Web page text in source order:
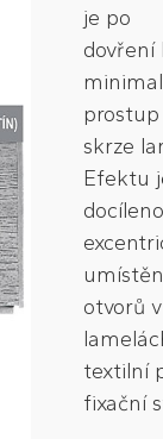
je po
dovření
skrze
Efektu
docíleno
otvorů v
textilní
fixační